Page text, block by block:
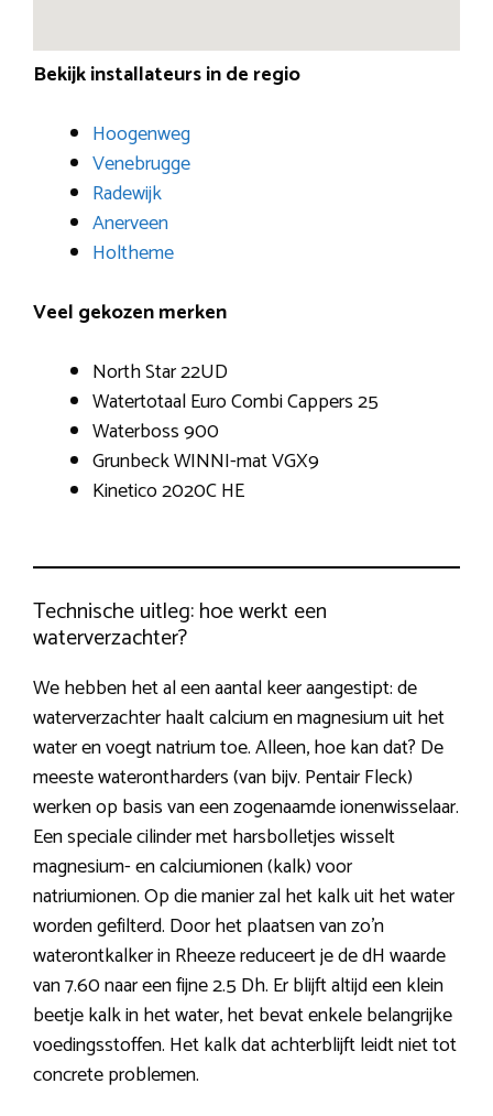
Bekijk installateurs in de regio
Hoogenweg
Venebrugge
Radewijk
Anerveen
Holtheme
Veel gekozen merken
North Star 22UD
Watertotaal Euro Combi Cappers 25
Waterboss 900
Grunbeck WINNI-mat VGX9
Kinetico 2020C HE
Technische uitleg: hoe werkt een
waterverzachter?
We hebben het al een aantal keer aangestipt: de
waterverzachter haalt calcium en magnesium uit het
water en voegt natrium toe. Alleen, hoe kan dat? De
meeste waterontharders (van bijv. Pentair Fleck)
werken op basis van een zogenaamde ionenwisselaar.
Een speciale cilinder met harsbolletjes wisselt
magnesium- en calciumionen (kalk) voor
natriumionen. Op die manier zal het kalk uit het water
worden gefilterd. Door het plaatsen van zo’n
waterontkalker in Rheeze reduceert je de dH waarde
van 7.60 naar een fijne 2.5 Dh. Er blijft altijd een klein
beetje kalk in het water, het bevat enkele belangrijke
voedingsstoffen. Het kalk dat achterblijft leidt niet tot
concrete problemen.